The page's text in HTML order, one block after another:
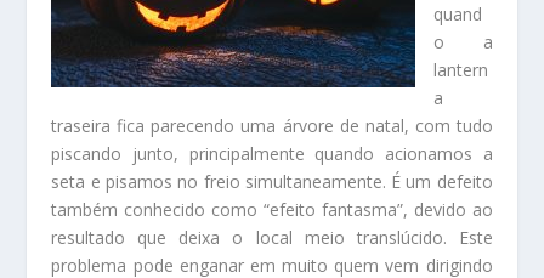
quand
o a
lantern
a
traseira fica parecendo uma árvore de natal, com tudo
piscando junto, principalmente quando acionamos a
seta e pisamos no freio simultaneamente. É um defeito
também conhecido como “efeito fantasma”, devido ao
resultado que deixa o local meio translúcido. Este
problema pode enganar em muito quem vem dirigindo